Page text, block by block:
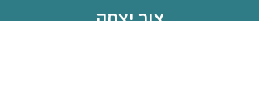
צור יצחק